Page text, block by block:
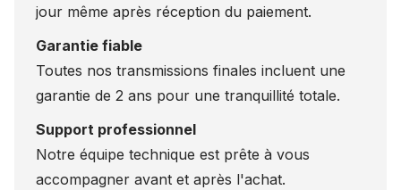
jour même après réception du paiement.
Garantie fiable
Toutes nos transmissions finales incluent une
garantie de 2 ans pour une tranquillité totale.
Support professionnel
Notre équipe technique est prête à vous
accompagner avant et après l'achat.